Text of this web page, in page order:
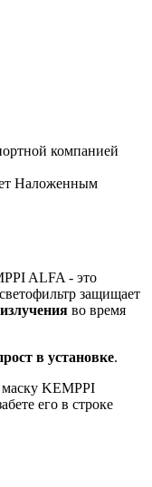
компанией
Наложенным
ALFA - это
защищает
излучения во время
в установке.
маску KEMPPI
его в строке